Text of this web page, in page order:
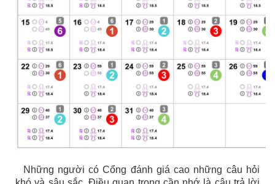
Những người có Cổng đánh giá cao những câu hỏi